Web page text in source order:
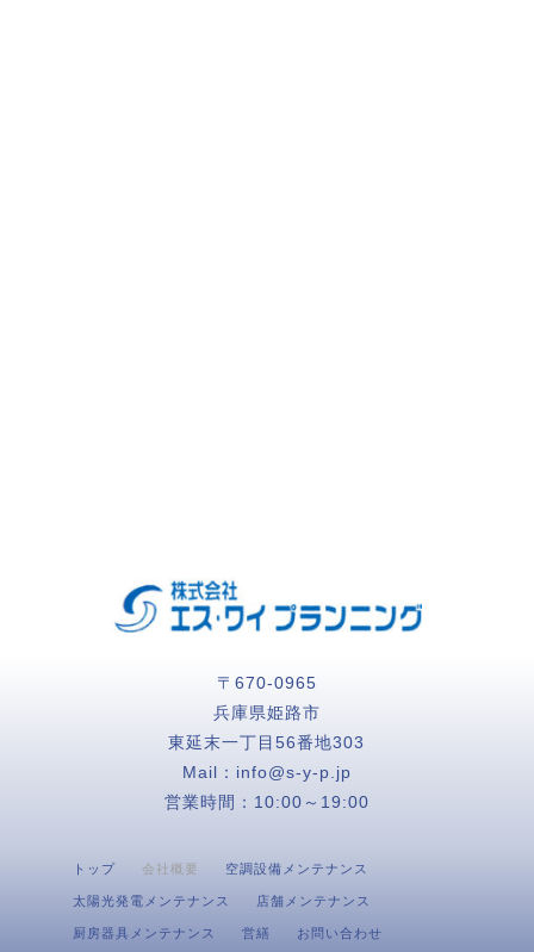
〒670-0965
兵庫県姫路市
東延末一丁目56番地303
Mail： info@s-y-p.jp
営業時間： 10:00～19:00
トップ 会社概要 空調設備メンテナンス
太陽光発電メンテナンス 店舗メンテナンス
厨房器具メンテナンス 営繕 お問い合わせ